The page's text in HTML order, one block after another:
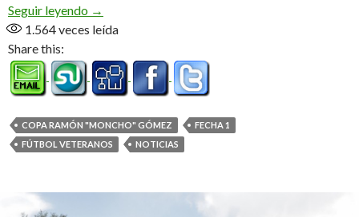
Seguir leyendo Arrancó el torneo de veteranos Copa Ramón
→
1.564veces leída
Share this:
COPA RAMÓN "MONCHO" GÓMEZ
FECHA 1
FÚTBOL VETERANOS
NOTICIAS